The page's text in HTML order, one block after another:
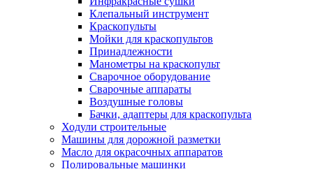
Клепальный инструмент
Краскопульты
Мойки для краскопультов
Принадлежности
Манометры на краскопульт
Сварочное оборудование
Сварочные аппараты
Воздушные головы
Бачки, адаптеры для краскопульта
Ходули строительные
Машины для дорожной разметки
Масло для окрасочных аппаратов
Полировальные машинки